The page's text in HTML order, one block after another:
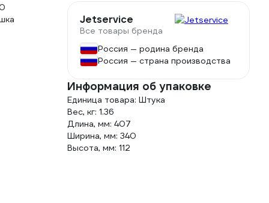
Jetservice
Все товары бренда
Россия — родина бренда
Россия — страна производства
Информация об упаковке
Единица товара: Штука
Вес, кг: 1.36
Длина, мм: 407
Ширина, мм: 340
Высота, мм: 112